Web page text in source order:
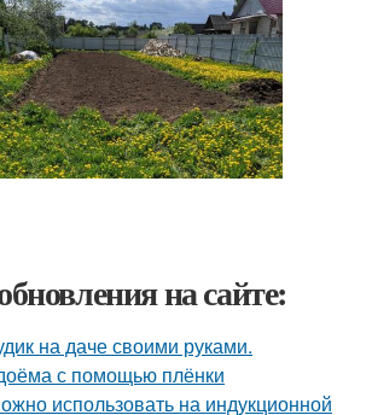
на сайте:
на даче своими руками.
с помощью плёнки
использовать на индукционной